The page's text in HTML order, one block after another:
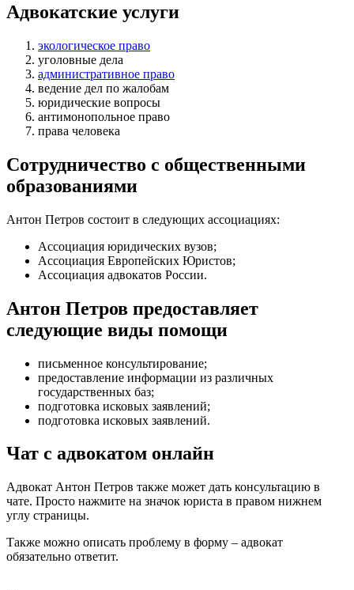
Адвокатские услуги
экологическое право
уголовные дела
административное право
ведение дел по жалобам
юридические вопросы
антимонопольное право
права человека
Сотрудничество с общественными
образованиями
Антон Петров состоит в следующих ассоциациях:
Ассоциация юридических вузов;
Ассоциация Европейских Юристов;
Ассоциация адвокатов России.
Антон Петров предоставляет
следующие виды помощи
письменное консультирование;
предоставление информации из различных
государственных баз;
подготовка исковых заявлений;
подготовка исковых заявлений.
Чат с адвокатом онлайн
Адвокат Антон Петров также может дать консультацию в
чате. Просто нажмите на значок юриста в правом нижнем
углу страницы.
Также можно описать проблему в форму – адвокат
обязательно ответит.